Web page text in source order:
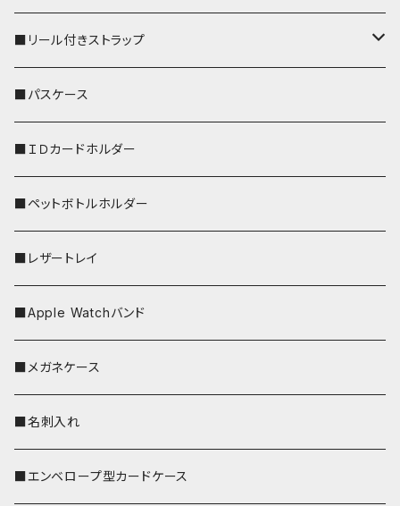
■リール付きストラップ
リールのみ
ストラップ付
■パスケース
■ＩＤカードホルダー
■ペットボトルホルダー
■レザートレイ
■Apple Watchバンド
■メガネケース
■名刺入れ
■エンベロープ型カードケース